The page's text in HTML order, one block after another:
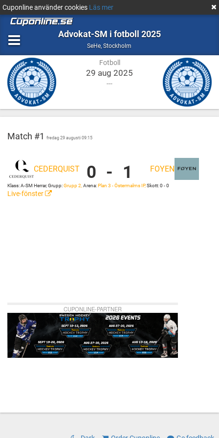
Cuponline använder cookies Läs mer
Advokat-SM i fotboll 2025
SeHe,Fotboll
Stockholm
Fotboll
29 aug 2025
---
Match #1 fredag 29 augusti 09:15
Cederquist
vs
Foyen
Plan
3
-
CEDERQUIST 0 - 1 FOYEN
Klass: A-SM Herrar, Grupp:Grupp 2, Arena:Plan 3 - Östermalms IP,Skott: 0 - 0
Live-fönster
CUPONLINE-PARTNER